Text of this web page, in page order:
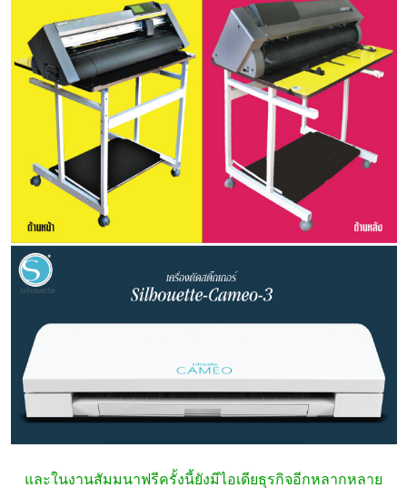
และในงานสัมมนาฟรีครั้งนี้ยังมีไอเดียธุรกิจอีกหลากหลาย